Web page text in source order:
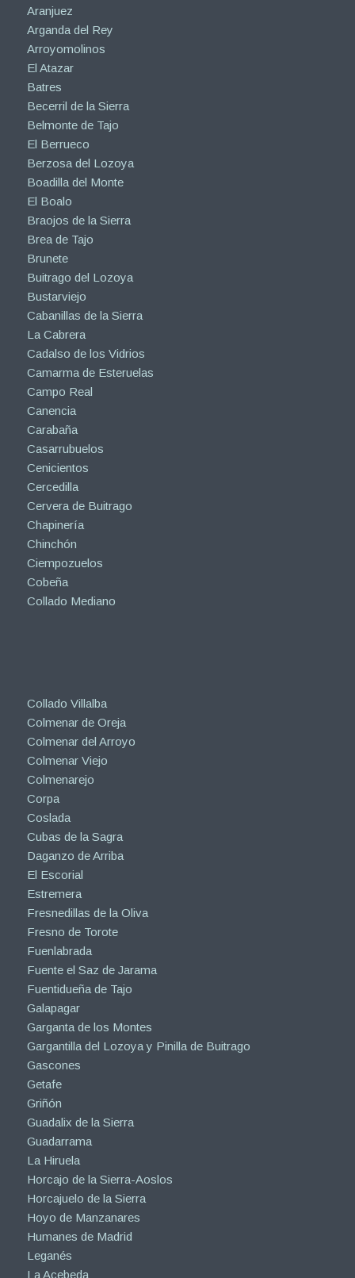
Aranjuez
Arganda del Rey
Arroyomolinos
El Atazar
Batres
Becerril de la Sierra
Belmonte de Tajo
El Berrueco
Berzosa del Lozoya
Boadilla del Monte
El Boalo
Braojos de la Sierra
Brea de Tajo
Brunete
Buitrago del Lozoya
Bustarviejo
Cabanillas de la Sierra
La Cabrera
Cadalso de los Vidrios
Camarma de Esteruelas
Campo Real
Canencia
Carabaña
Casarrubuelos
Cenicientos
Cercedilla
Cervera de Buitrago
Chapinería
Chinchón
Ciempozuelos
Cobeña
Collado Mediano
Collado Villalba
Colmenar de Oreja
Colmenar del Arroyo
Colmenar Viejo
Colmenarejo
Corpa
Coslada
Cubas de la Sagra
Daganzo de Arriba
El Escorial
Estremera
Fresnedillas de la Oliva
Fresno de Torote
Fuenlabrada
Fuente el Saz de Jarama
Fuentidueña de Tajo
Galapagar
Garganta de los Montes
Gargantilla del Lozoya y Pinilla de Buitrago
Gascones
Getafe
Griñón
Guadalix de la Sierra
Guadarrama
La Hiruela
Horcajo de la Sierra-Aoslos
Horcajuelo de la Sierra
Hoyo de Manzanares
Humanes de Madrid
Leganés
La Acebeda